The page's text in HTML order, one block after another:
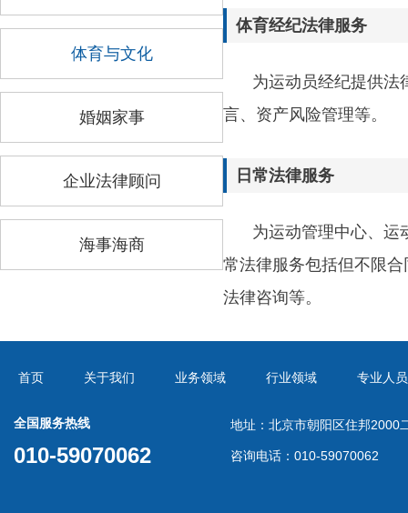
体育与文化
婚姻家事
企业法律顾问
海事海商
体育经纪法律服务
为运动员经纪提供法
言、资产风险管理等。
日常法律服务
为运动管理中心、运
常法律服务包括但不限
法律咨询等。
首页 关于我们 业务领域 行业领域 专业人员
全国服务热线
010-59070062
地址：北京市朝阳区住邦2000
咨询电话：010-59070062